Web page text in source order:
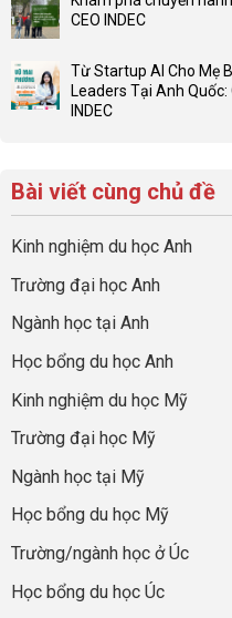
một
bộ
sơ
du
học
nhưng
thiếu
lực”
6
Làm:
Biến
Giai
Thành
“Bước
Vàng”
Cất
Cánh
bình
luận
Hiểu
đúng
về
Bí
quyết
không
giờ
chọn
sự
CEO INDEC
bình
luận
ở
hành
trình
tiền
trạm
Anh
quốc
cùng
CEO
INDEC
Từ Startup AI Cho Mẹ
Leaders Tại Anh
INDEC
luận
Startup
Cho
Bầu
Học
50%
Global
Leaders
Anh
Quốc:
Chiến
Lược
Nâng
Tầm
Hồ
Bài viết cùng chủ đề
Kinh nghiệm du học Anh
Trường đại học Anh
Ngành học tại Anh
Học bổng du học Anh
Kinh nghiệm du học Mỹ
Trường đại học Mỹ
Ngành học tại Mỹ
Học bổng du học Mỹ
Trường/ngành học ở Úc
Học bổng du học Úc